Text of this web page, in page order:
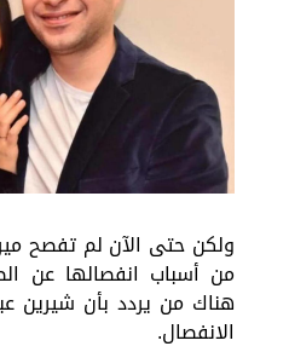
ولكن حتى الآن لم تفصح
من أسباب انفصالها عن
هناك من يردد بأن شيرين
الانفصال.